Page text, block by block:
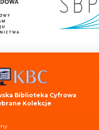
Biblioteka Cyfrowa
Kolekcje